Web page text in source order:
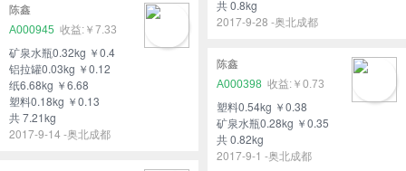
共 0.8kg
2017-9-28 -奥北成都
陈鑫
A000945
￥7.33
矿泉水瓶0.32kg ￥0.4
铝拉罐0.03kg ￥0.12
纸6.68kg ￥6.68
塑料0.18kg ￥0.13
共 7.21kg
2017-9-14 -奥北成都
陈鑫
A000398
￥0.73
塑料0.54kg ￥0.38
矿泉水瓶0.28kg ￥0.35
共 0.82kg
2017-9-1 -奥北成都